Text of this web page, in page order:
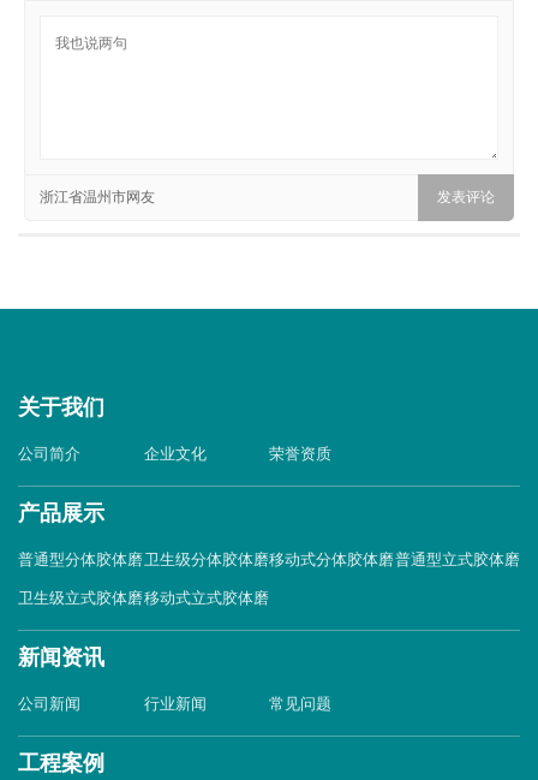
浙江省温州市网友
关于我们
公司简介 企业文化 荣誉资质
产品展示
普通型分体胶体磨卫生级分体胶体磨移动式分体胶体磨普通型立式胶体磨
卫生级立式胶体磨移动式立式胶体磨
新闻资讯
公司新闻 行业新闻 常见问题
工程案例